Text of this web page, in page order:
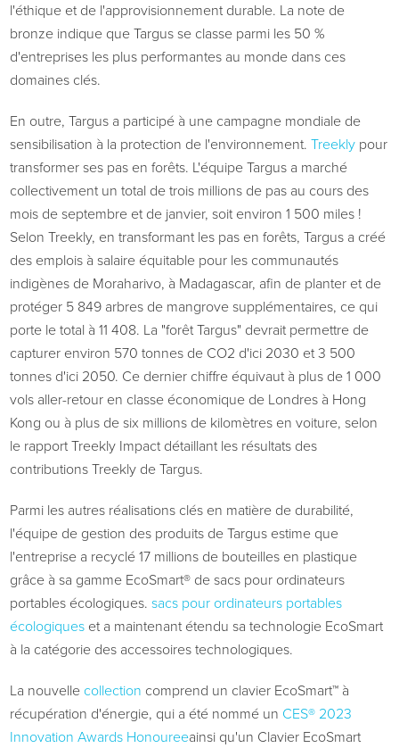
l'éthique et de l'approvisionnement durable. La note de
bronze indique que Targus se classe parmi les 50 %
d'entreprises les plus performantes au monde dans ces
domaines clés.
En outre, Targus a participé à une campagne mondiale de
sensibilisation à la protection de l'environnement. Treeklypour
transformer ses pas en forêts. L'équipe Targus a marché
collectivement un total de trois millions de pas au cours des
mois de septembre et de janvier, soit environ 1 500 miles !
Selon Treekly, en transformant les pas en forêts, Targus a créé
des emplois à salaire équitable pour les communautés
indigènes de Moraharivo, à Madagascar, afin de planter et de
protéger 5 849 arbres de mangrove supplémentaires, ce qui
porte le total à 11 408. La "forêt Targus" devrait permettre de
capturer environ 570 tonnes de CO2 d'ici 2030 et 3 500
tonnes d'ici 2050. Ce dernier chiffre équivaut à plus de 1 000
vols aller-retour en classe économique de Londres à Hong
Kong ou à plus de six millions de kilomètres en voiture, selon
le rapport Treekly Impact détaillant les résultats des
contributions Treekly de Targus.
Parmi les autres réalisations clés en matière de durabilité,
l'équipe de gestion des produits de Targus estime que
l'entreprise a recyclé 17 millions de bouteilles en plastique
grâce à sa gamme EcoSmart® de sacs pour ordinateurs
portables écologiques. sacs pour ordinateurs portables
écologiqueset a maintenant étendu sa technologie EcoSmart
à la catégorie des accessoires technologiques.
La nouvelle collection comprend un clavier EcoSmart™ à
récupération d'énergie, qui a été nommé un CES® 2023
Innovation Awards Honoureeainsi qu'un Clavier EcoSmart